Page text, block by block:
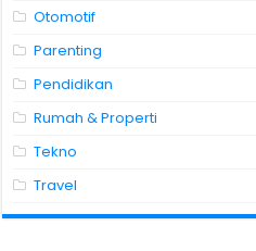
Otomotif
Parenting
Pendidikan
Rumah & Properti
Tekno
Travel